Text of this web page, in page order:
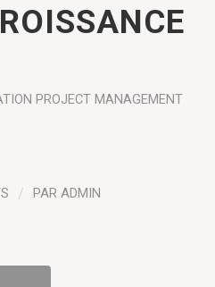
PROJECT MANAGEMENT
/ PARADMIN